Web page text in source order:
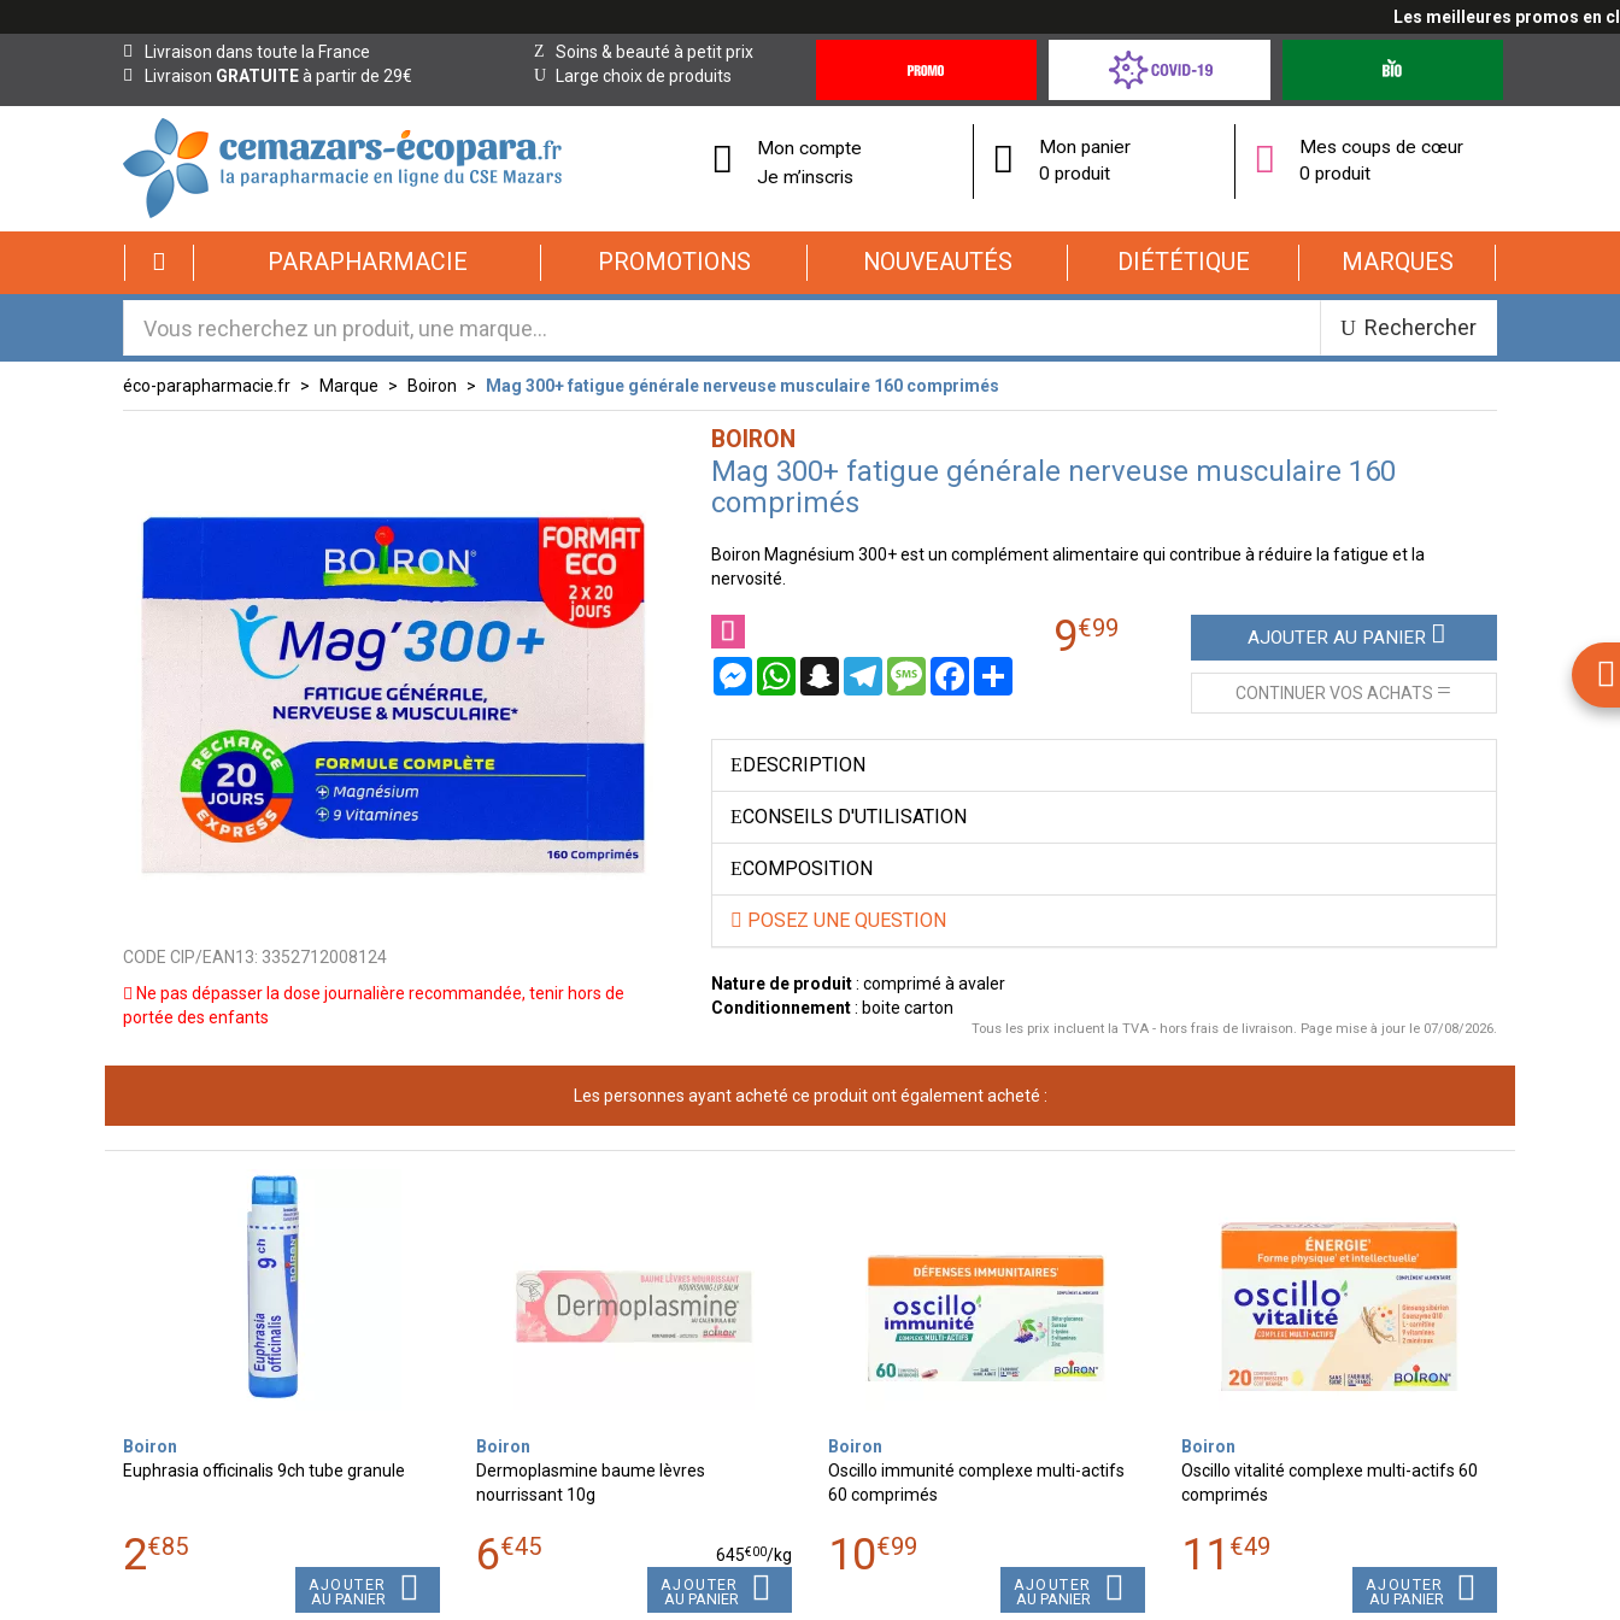
Les meilleures promos en
Livraison dans toute la France
Livraison GRATUITEà partir de 29€
Soins & beauté à petit prix
Large choix de produits
Offres
Coronavirus
Mon compte
Je m’inscris
Mon panier
0 produit
Mes coups de cœur
0 produit
PARAPHARMACIE PROMOTIONS NOUVEAUTÉS DIÉTÉTIQUE MARQUES
Rechercher
éco-parapharmacie.fr Marque Boiron Mag 300+ fatigue générale nerveuse musculaire 160 comprimés
CODE CIP/EAN13: 3352712008124
Ne pas dépasser la dose journalière recommandée, tenir hors de
portée des enfants
BOIRON
Mag 300+ fatigue générale nerveuse musculaire 160
comprimés
Boiron Magnésium 300+ est un complément alimentaire qui contribue à réduire la fatigue et la
nervosité.
MessengerWhatsAppSnapchatTelegramMessageFacebookPartager
9€99 AJOUTER AU PANIER
CONTINUER VOS ACHATS
DESCRIPTION
CONSEILS D'UTILISATION
COMPOSITION
POSEZ UNE QUESTION
Nature de produit: comprimé à avaler
Conditionnement: boite carton
Tous les prix incluent la TVA - hors frais de livraison. Page mise à jour le 07/08/2026.
Les personnes ayant acheté ce produit ont également acheté :
Boiron
Euphrasia officinalis 9ch tube granule
2€85
AJOUTER
AU PANIER
Boiron
Dermoplasmine baume lèvres
nourrissant 10g
6€45 645€00/kg
AJOUTER
AU PANIER
Boiron
Oscillo immunité complexe multi-actifs
60 comprimés
10€99
AJOUTER
AU PANIER
Boiron
Oscillo vitalité complexe multi-actifs 60
comprimés
11 €49
AJOUTER
AU PANIER